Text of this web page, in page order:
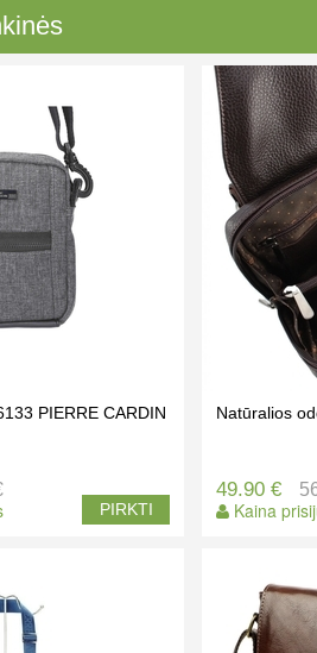
PIERRE CARDIN
PIRKTI
Natūralios
49.90 €
Kaina